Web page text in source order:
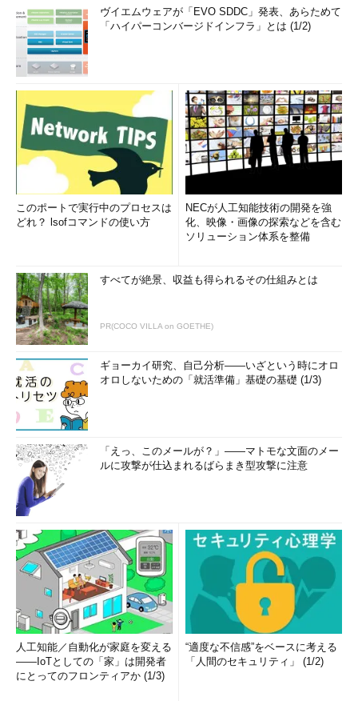
ヴイエムウェアが「EVO SDDC」発表、あらためて
「ハイパーコンバージドインフラ」とは (1/2)
このポートで実行中のプロセスは
どれ？ lsofコマンドの使い方
NECが人工知能技術の開発を強
化、映像・画像の探索などを含む
ソリューション体系を整備
すべてが絶景、収益も得られるその仕組みとは
PR(COCO VILLA on GOETHE)
ギョーカイ研究、自己分析――いざという時にオロ
オロしないための「就活準備」基礎の基礎 (1/3)
「えっ、このメールが？」――マトモな文面のメー
ルに攻撃が仕込まれるばらまき型攻撃に注意
人工知能／自動化が家庭を変える
――IoTとしての「家」は開発者
にとってのフロンティアか (1/3)
“適度な不信感”をベースに考える
「人間のセキュリティ」 (1/2)